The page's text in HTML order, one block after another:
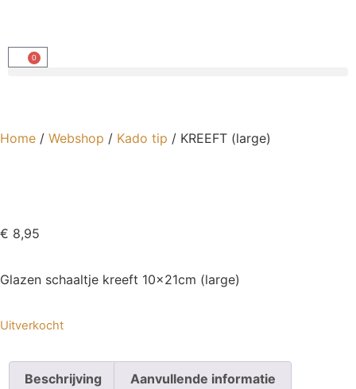
0
Home / Webshop / Kado tip / KREEFT (large)
€ 8,95
Glazen schaaltje kreeft 10x21cm (large)
Uitverkocht
Beschrijving Aanvullende informatie